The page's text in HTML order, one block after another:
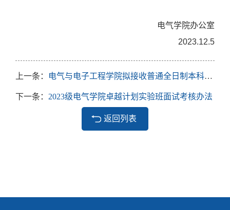
电气学院办公室
2023.12.5
上一条： 电气与电子工程学院拟接收普通全日制本科生转专业学生名单公示
下一条： 2023级电气学院卓越计划实验班面试考核办法
返回列表